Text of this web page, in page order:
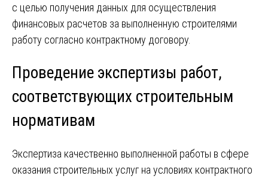
с целью получения данных для осуществления
финансовых расчетов за выполненную строителями
работу согласно контрактному договору.
Проведение экспертизы работ,
соответствующих строительным
нормативам
Экспертиза качественно выполненной работы в сфере
оказания строительных услуг на условиях контрактного